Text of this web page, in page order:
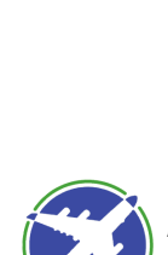
proteger
garantir